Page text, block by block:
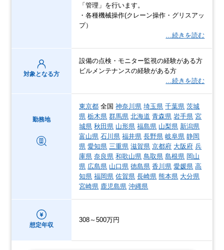
「管理」を行います。
・各種機械操作(クレーン操作・グリスアッ
プ）
…続きを読む
対象となる方
設備の点検・モニター監視の経験がある方
ビルメンテナンスの経験がある方
…続きを読む
勤務地
東京都 全国神奈川県 埼玉県 千葉県 茨城
県 栃木県 群馬県 北海道 青森県 岩手県 宮
城県 秋田県 山形県 福島県 山梨県 新潟県
富山県 石川県 福井県 長野県 岐阜県 静岡
県 愛知県 三重県 滋賀県 京都府 大阪府 兵
庫県 奈良県 和歌山県 鳥取県 島根県 岡山
県 広島県 山口県 徳島県 香川県 愛媛県 高
知県 福岡県 佐賀県 長崎県 熊本県 大分県
宮崎県 鹿児島県 沖縄県
想定年収
308～500万円